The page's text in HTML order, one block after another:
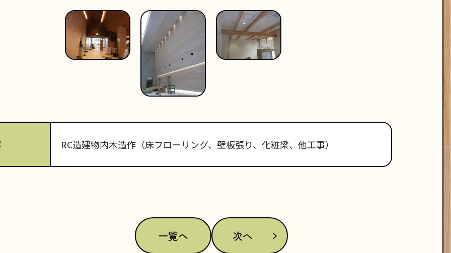
RC造建物内木造作（床フローリング、壁板張り、化粧梁、他工事）
一覧へ 次へ